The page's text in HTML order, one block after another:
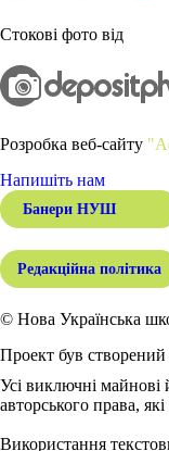
Стокові фото від
Розробка веб-сайту
Напишіть нам
Банери НУШ
Редакційна політика
© Нова Українська
Проект був
Усі виключні майнові
авторського права,
Використання